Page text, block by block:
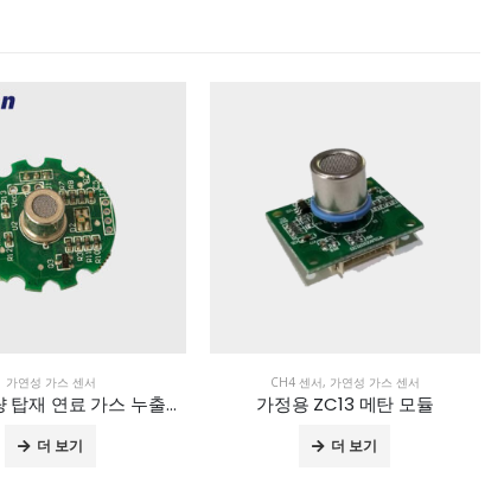
가연성 가스 센서
ZP06 차량 탑재 연료 가스 누출 감지 모듈
더 보기
CH4 센서, 가연성 가스 센서
가정용 ZC13 메탄 모듈
더 보기